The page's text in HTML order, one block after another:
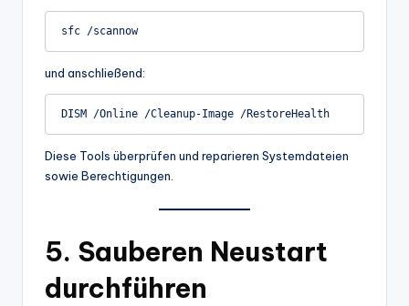
sfc /scannow
und anschließend:
DISM /Online /Cleanup-Image /RestoreHealth
Diese Tools überprüfen und reparieren Systemdateien
sowie Berechtigungen.
5. Sauberen Neustart
durchführen